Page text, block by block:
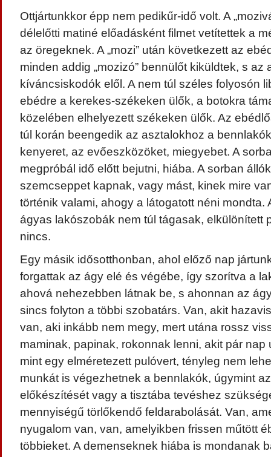
Ottjártunkkor épp nem pedikűr-idő volt. A
délelőtti matiné előadásként filmet vetítettek a
az öregeknek. A „mozi” után következett az
minden addig „mozizó” bennülőt kiküldtek, s az
kíváncsiskodók elől. A nem túl széles folyosón
ebédre a kerekes-székeken ülők, a botokra
közelében elhelyezett székeken ülők. Az
túl korán beengedik az asztalokhoz a
kenyeret, az evőeszközöket, miegyebet. A
megpróbál idő előtt bejutni, hiába. A sorban
szemcseppet kapnak, vagy mást, kinek mire
történik valami, ahogy a látogatott néni mondta.
ágyas lakószobák nem túl tágasak, elkülönített
nincs.
Egy másik idősotthonban, ahol előző nap
forgattak az ágy elé és végébe, így szorítva a
ahová nehezebben látnak be, s ahonnan az
sincs folyton a többi szobatárs. Van, akit
van, aki inkább nem megy, mert utána rossz
maminak, papinak, rokonnak lenni, akit pár nap
mint egy elméretezett pulóvert, tényleg nem
munkát is végezhetnek a bennlakók, úgymint
előkészítését vagy a tisztába tevéshez
mennyiségű törlőkendő feldarabolását. Van,
nyugalom van, van, amelyikben frissen műtött
többieket. A demenseknek hiába is mondanak